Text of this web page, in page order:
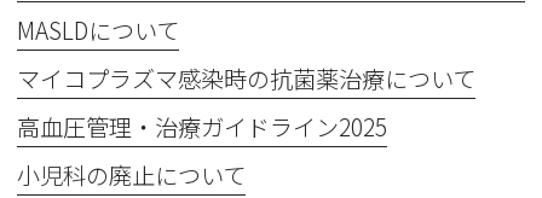
MASLDについて
マイコプラズマ感染時の抗菌薬治療について
高血圧管理・治療ガイドライン2025
小児科の廃止について